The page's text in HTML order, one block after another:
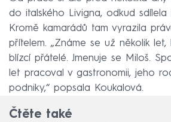
do italského Livigna, odkud sdílela
Kromě kamarádů tam vyrazila
přítelem. „Známe se už několik let,
blízcí přátelé. Jmenuje se Miloš.
let pracoval v gastronomii, jeho
podniky,“ popsala Koukalová.
Čtěte také